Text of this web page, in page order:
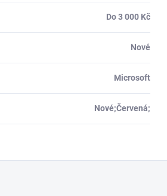
Do 3 000 Kč
Nové
Microsoft
Nové;Červená;